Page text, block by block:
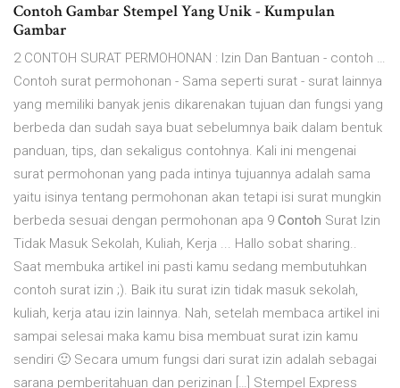
Contoh Gambar Stempel Yang Unik - Kumpulan
Gambar
2 CONTOH SURAT PERMOHONAN : Izin Dan Bantuan - contoh …
Contoh surat permohonan - Sama seperti surat - surat lainnya
yang memiliki banyak jenis dikarenakan tujuan dan fungsi yang
berbeda dan sudah saya buat sebelumnya baik dalam bentuk
panduan, tips, dan sekaligus contohnya. Kali ini mengenai
surat permohonan yang pada intinya tujuannya adalah sama
yaitu isinya tentang permohonan akan tetapi isi surat mungkin
berbeda sesuai dengan permohonan apa 9 Contoh Surat Izin
Tidak Masuk Sekolah, Kuliah, Kerja ... Hallo sobat sharing..
Saat membuka artikel ini pasti kamu sedang membutuhkan
contoh surat izin ;). Baik itu surat izin tidak masuk sekolah,
kuliah, kerja atau izin lainnya. Nah, setelah membaca artikel ini
sampai selesai maka kamu bisa membuat surat izin kamu
sendiri 🙂 Secara umum fungsi dari surat izin adalah sebagai
sarana pemberitahuan dan perizinan […] Stempel Express